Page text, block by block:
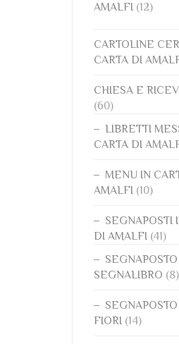
AMALFI (12)
CARTOLINE
CARTA DI
CHIESA E
(60)
LIBRETTI
CARTA DI
MENU IN
AMALFI (10)
SEGNAPOSTI
DI AMALFI (41)
SEGNALIBRO (8)
FIORI (14)